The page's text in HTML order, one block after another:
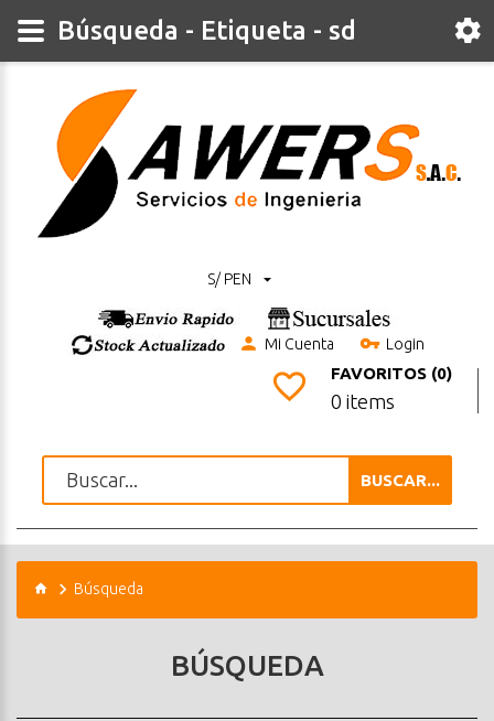
S/ PEN
Mi Cuenta Login
FAVORITOS (0)
0 items
BUSCAR...
Búsqueda
BÚSQUEDA
Búsqueda - Etiqueta - sd